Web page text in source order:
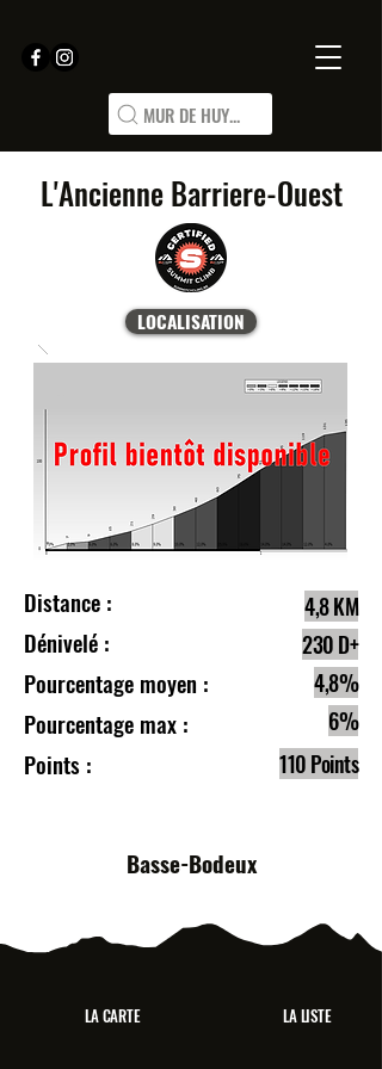
MUR DE HUY...
L'Ancienne Barriere-Ouest
LOCALISATION
Distance :
Dénivelé :
Pourcentage moyen :
Pourcentage max :
Points :
4,8 KM
230 D+
4,8%
6%
110 Points
Basse-Bodeux
LA CARTE LA LISTE